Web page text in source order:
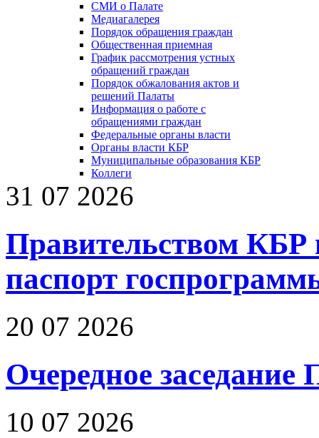
СМИ о Палате
Медиагалерея
Порядок обращения граждан
Общественная приемная
График рассмотрения устных
обращений граждан
Порядок обжалования актов и
решений Палаты
Информация о работе с
обращениями граждан
Федеральные органы власти
Органы власти КБР
Муниципальные образования КБР
Коллеги
31 07 2026
Правительством КБР
паспорт
20 07 2026
Очередное
10 07 2026